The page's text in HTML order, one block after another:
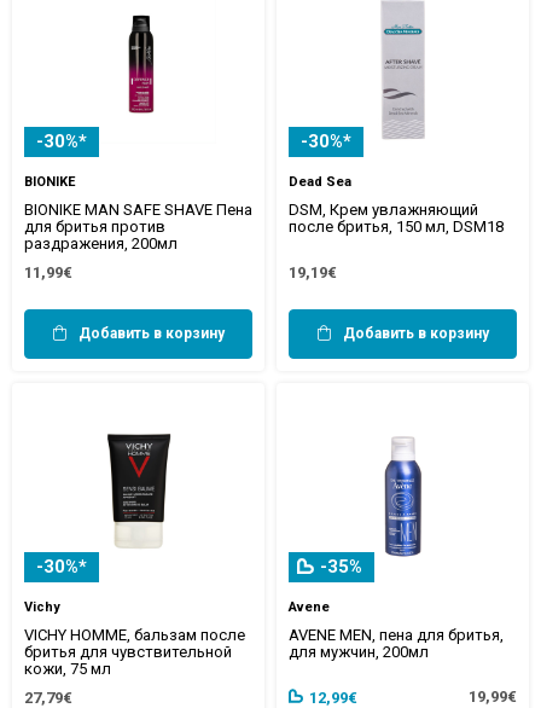
-30%*
BIONIKE
BIONIKE MAN SAFE SHAVE Пена
для бритья против
раздражения, 200мл
11,99€
Добавить в корзину
-30%*
Dead Sea
DSM, Крем увлажняющий
после бритья, 150 мл, DSM18
19,19€
Добавить в корзину
-30%*
Vichy
VICHY HOMME, бальзам после
бритья для чувствительной
кожи, 75 мл
27,79€
-35%
Avene
AVENE MEN, пена для бритья,
для мужчин, 200мл
12,99€ 19,99€